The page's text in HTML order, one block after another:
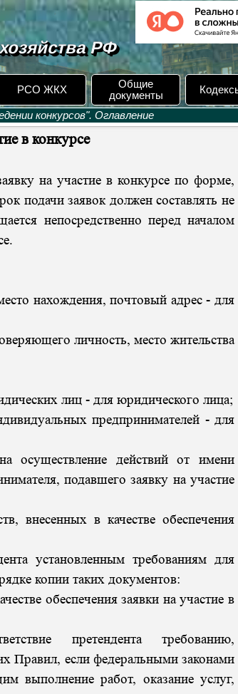
РСО ЖКХ
Общие
документы
РФ
конкурсов". Оглавление
в конкурсе
на участие в конкурсе по форме,
подачи заявок должен составлять не
непосредственно перед началом
нахождения, почтовый адрес - для
личность, место жительства
лиц - для юридического лица;
предпринимателей - для
осуществление действий от имени
подавшего заявку на участие
внесенных в качестве обеспечения
установленным требованиям для
копии таких документов:
обеспечения заявки на участие в
претендента требованию,
Правил, если федеральными законами
выполнение работ, оказание услуг,